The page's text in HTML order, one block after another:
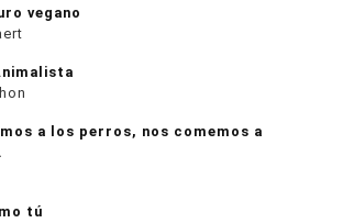
vegano
a los perros, nos comemos a
tú